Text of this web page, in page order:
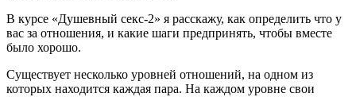
В курсе «Душевный секс-2» я расскажу, как определить что у
вас за отношения, и какие шаги предпринять, чтобы вместе
было хорошо.
Существует несколько уровней отношений, на одном из
которых находится каждая пара. На каждом уровне свои